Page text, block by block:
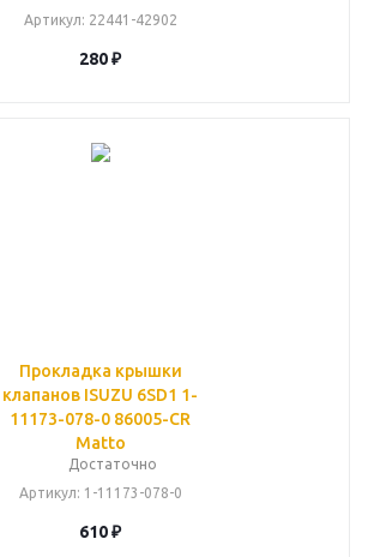
Артикул: 22441-42902
280₽
Прокладка крышки
клапанов ISUZU 6SD1 1-
11173-078-0 86005-CR
Matto
Достаточно
Артикул: 1-11173-078-0
610₽